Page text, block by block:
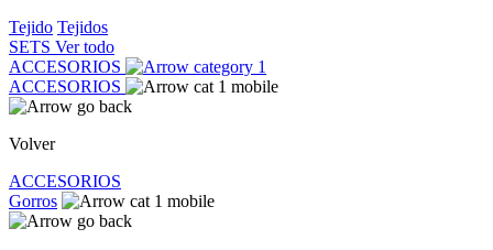
Tejido Tejidos
SETS Ver todo
ACCESORIOS
ACCESORIOS
Volver
ACCESORIOS
Gorros